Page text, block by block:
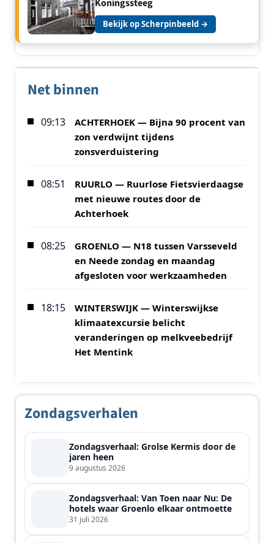
Koningssteeg
Bekijk op Scherpinbeeld →
Net binnen
09:13
ACHTERHOEK — Bijna 90 procent van
zon verdwijnt tijdens
zonsverduistering
08:51
RUURLO — Ruurlose Fietsvierdaagse
met nieuwe routes door de
Achterhoek
08:25
GROENLO — N18 tussen Varsseveld
en Neede zondag en maandag
afgesloten voor werkzaamheden
18:15
WINTERSWIJK — Winterswijkse
klimaatexcursie belicht
veranderingen op melkveebedrijf
Het Mentink
Zondagsverhalen
Zondagsverhaal: Grolse Kermis door de
jaren heen
9 augustus 2026
Zondagsverhaal: Van Toen naar Nu: De
hotels waar Groenlo elkaar ontmoette
31 juli 2026